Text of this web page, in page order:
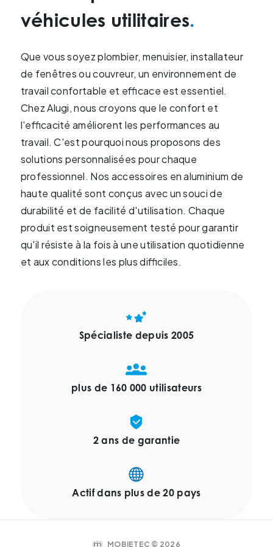
sécurité et évite les dommages pendant le
transport. Un porte-verre maintient votre
que les matériaux fragiles arrivent à destination
de manière efficace et sécurisée.
Échelles:
Une échelle pour un Renault Trafic est un ajout
précieux pour les professionnels ayant
régulièrement besoin d'accéder au toit du
véhicule. Cet accessoire facilite le chargement
et le déchargement des outils et améliore
l'accessibilité à votre véhicule. De plus, une
échelle bien conçue offre une sécurité
supplémentaire pendant le travail.
idéaux pour transporter un ou deux morceaux de
matériel. Ils offrent une solution rapide et
Pour des quantités plus importantes, une galerie
de toit est un meilleur choix.
véhicules utilitaires
Que vous soyez plombier, menuisier, installateur
de fenêtres ou couvreur, un environnement de
travail confortable et efficace est essentiel.
Chez Alugi, nous croyons que le confort et
l'efficacité améliorent les performances au
travail. C'est pourquoi nous proposons des
solutions personnalisées pour chaque
professionnel. Nos accessoires en aluminium de
haute qualité sont conçus avec un souci de
durabilité et de facilité d'utilisation. Chaque
produit est soigneusement testé pour garantir
qu'il résiste à la fois à une utilisation quotidienne
et aux conditions les plus difficiles.
Spécialiste depuis 2005
plus de 160 000 utilisateurs
2 ans de garantie
Actif dans plus de 20 pays
MOBIETEC © 2026